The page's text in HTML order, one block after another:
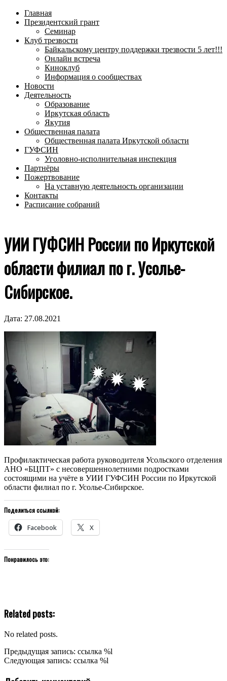
меню
Главная
Президентский грант
Семинар
Клуб трезвости
Байкальскому центру поддержки трезвости 5 лет!!!
Онлайн встреча
Киноклуб
Информация о сообществах
Новости
Деятельность
Образование
Иркутская область
Якутия
Общественная палата
Общественная палата Иркутской области
ГУФСИН
Уголовно-исполнительная инспекция
Партнёры
Пожертвование
На уставную деятельность организации
Контакты
Расписание собраний
УИИ ГУФСИН России по Иркутской
области филиал по г. Усолье-
Сибирское.
Дата: 27.08.2021
Профилактическая работа руководителя Усольского отделения
АНО «БЦПТ» с несовершеннолетними подростками
состоящими на учёте в УИИ ГУФСИН России по Иркутской
области филиал по г. Усолье-Сибирское.
Поделиться ссылкой:
Facebook X
Понравилось это:
Related posts:
No related posts.
2021-
08-
Предыдущая запись: ссылка %l
Следующая запись: ссылка %l